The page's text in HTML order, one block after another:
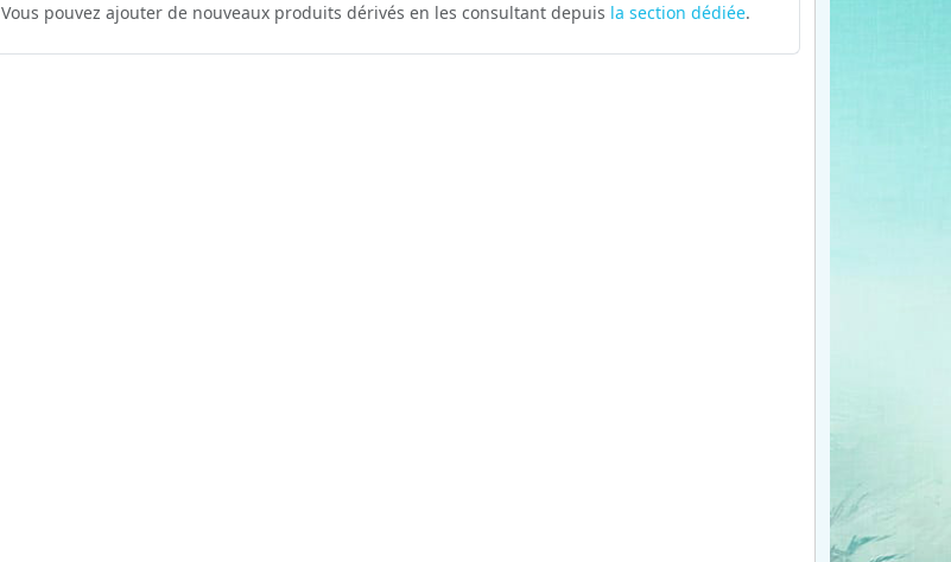
Vous pouvez ajouter de nouveaux produits dérivés en les consultant depuis la section dédiée.